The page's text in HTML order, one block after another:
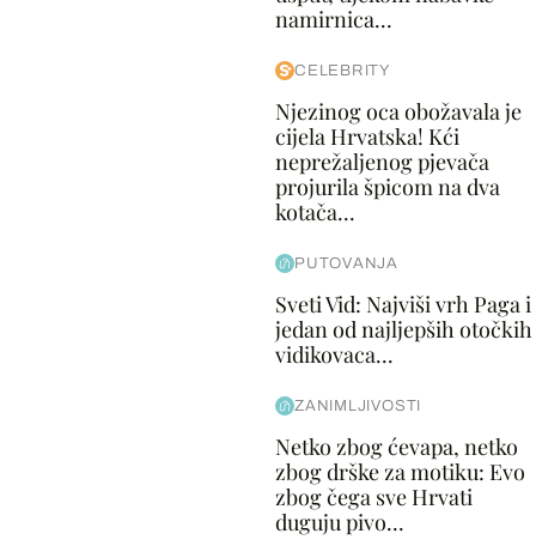
namirnica...
CELEBRITY
Njezinog oca obožavala je
cijela Hrvatska! Kći
neprežaljenog pjevača
projurila špicom na dva
kotača...
PUTOVANJA
Sveti Vid: Najviši vrh Paga i
jedan od najljepših otočkih
vidikovaca...
ZANIMLJIVOSTI
Netko zbog ćevapa, netko
zbog drške za motiku: Evo
zbog čega sve Hrvati
duguju pivo...